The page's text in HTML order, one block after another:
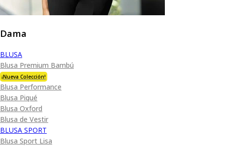
Dama
BLUSA
Blusa Premium Bambú
¡Nueva Colección!
Blusa Performance
Blusa Piqué
Blusa Oxford
Blusa de Vestir
BLUSA SPORT
Blusa Sport Lisa